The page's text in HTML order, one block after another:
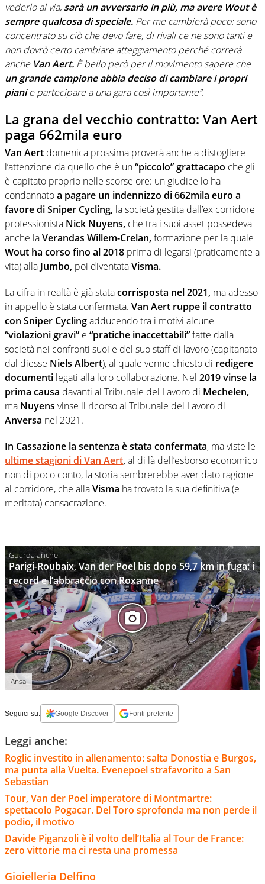
vederlo al via, sarà un avversario in più, ma avere Wout è
sempre qualcosa di speciale. Per me cambierà poco: sono
concentrato su ciò che devo fare, di rivali ce ne sono tanti e
non dovrò certo cambiare atteggiamento perché correrà
anche Van Aert. È bello però per il movimento sapere che
un grande campione abbia deciso di cambiare i propri
pianie partecipare a una gara così importante”.
La grana del vecchio contratto: Van Aert
paga 662mila euro
Van Aert domenica prossima proverà anche a distogliere
l’attenzione da quello che è un“piccolo” grattacapo che gli
è capitato proprio nelle scorse ore: un giudice lo ha
condannatoa pagare un indennizzo di 662mila euro a
favore di Sniper Cycling, la società gestita dall’ex corridore
professionista Nick Nuyens, che tra i suoi asset possedeva
anche laVerandas Willem-Crelan,formazione per la quale
Wout ha corso fino al 2018 prima di legarsi (praticamente a
vita) alla Jumbo, poi diventataVisma.
La cifra in realtà è già statacorrisposta nel 2021, ma adesso
in appello è stata confermata. Van Aert ruppe il contratto
con Sniper Cyclingadducendo tra i motivi alcune
“violazioni gravi” e “pratiche inaccettabili”fatte dalla
società nei confronti suoi e del suo staff di lavoro (capitanato
dal diesse Niels Albert), al quale venne chiesto di redigere
documenti legati alla loro collaborazione. Nel 2019vinse la
prima causa davanti al Tribunale del Lavoro di Mechelen,
ma Nuyens vinse il ricorso al Tribunale del Lavoro di
Anversa nel 2021.
In Cassazione la sentenza è stata confermata, ma viste le
ultime stagioni di Van Aert,al di là dell’esborso economico
non di poco conto, la storia sembrerebbe aver dato ragione
al corridore, che allaVisma ha trovato la sua definitiva (e
meritata) consacrazione.
Parigi-Roubaix, Van der Poel bis dopo 59,7 km in fuga: i
record e l’abbraccio con Roxanne
Ansa
Seguici su: Google Discover Fonti preferite
Leggi anche:
Roglic investito in allenamento: salta Donostia e Burgos,
ma punta alla Vuelta. Evenepoel strafavorito a San
Sebastian
Tour, Van der Poel imperatore di Montmartre:
spettacolo Pogacar. Del Toro sprofonda ma non perde il
podio, il motivo
Davide Piganzoli è il volto dell’Italia al Tour de France:
zero vittorie ma ci resta una promessa
Gioielleria Delfino